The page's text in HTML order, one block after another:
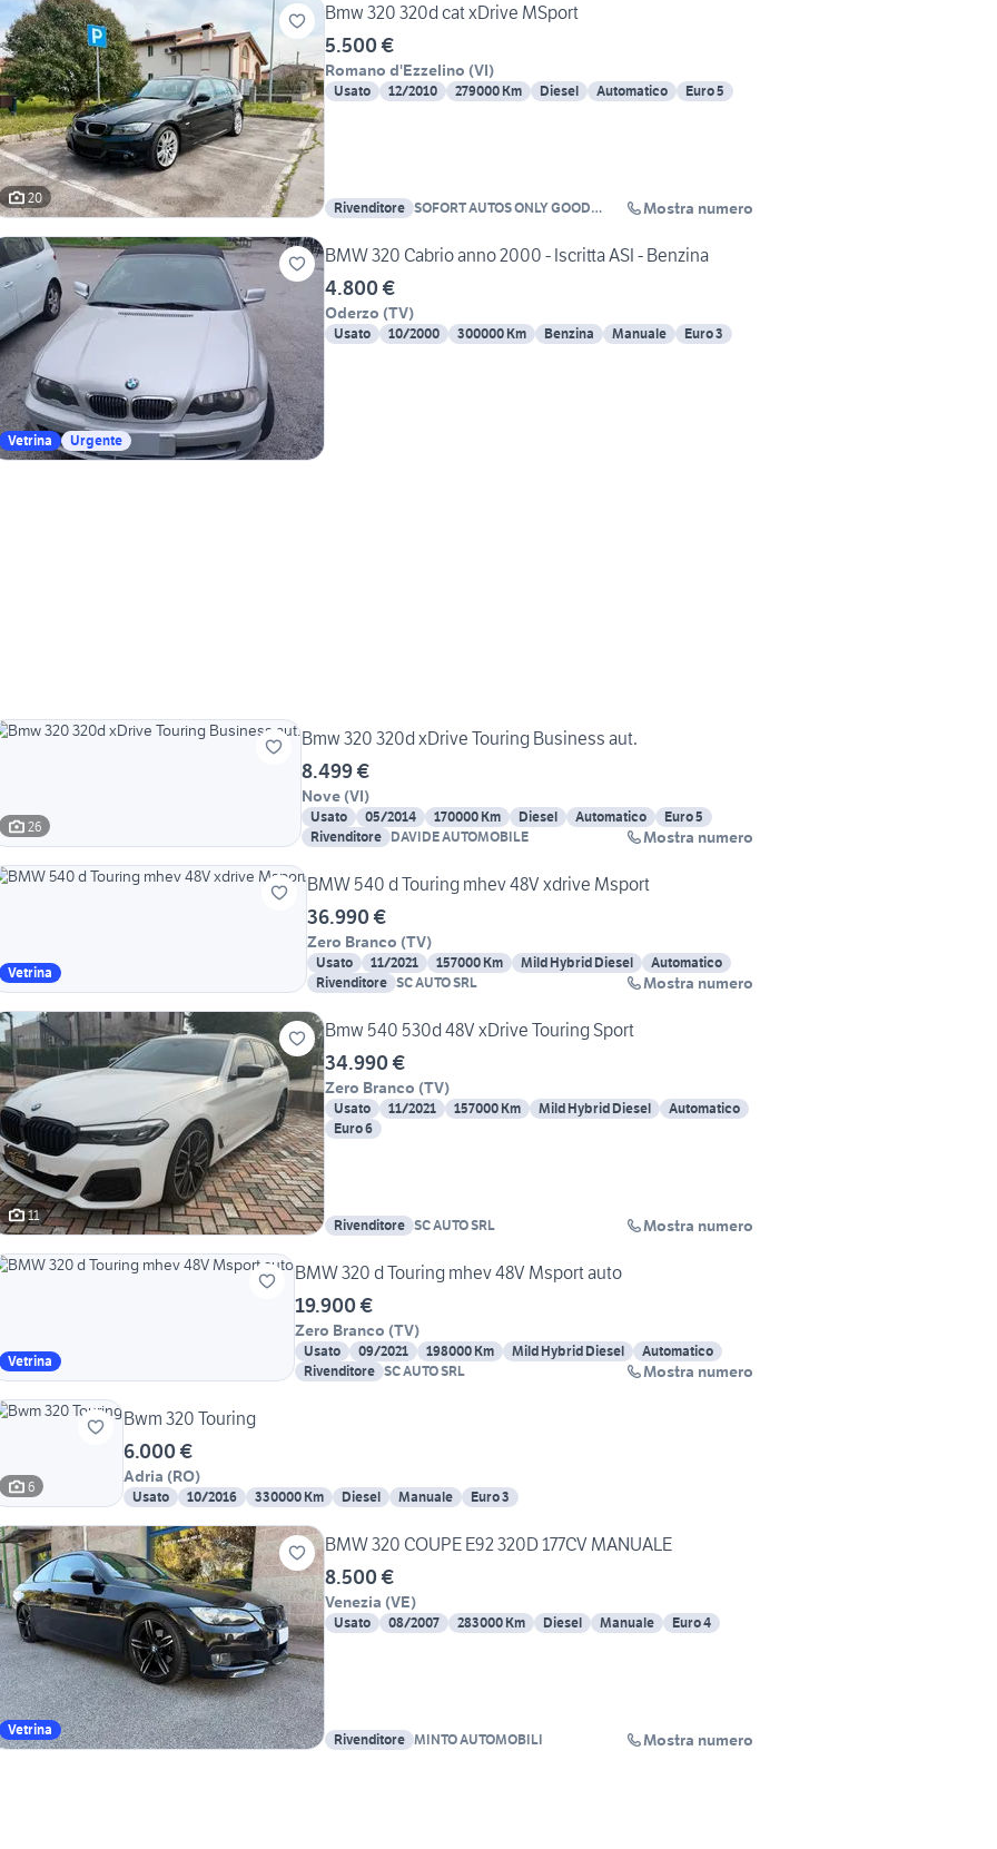
20
Bmw 320 320d cat xDrive MSport
5.500 €
Romano d'Ezzelino (VI)
Usato 12/2010 279000 Km Diesel Automatico Euro 5
Rivenditore SOFORT AUTOS ONLY GOOD
Mostra numero
Vetrina Urgente
BMW 320 Cabrio anno 2000 - Iscritta ASI - Benzina
4.800 €
Oderzo (TV)
Usato 10/2000 300000 Km Benzina Manuale Euro 3
26
Bmw 320 320d xDrive Touring Business aut.
8.499 €
Nove (VI)
Usato 05/2014 170000 Km Diesel Automatico
Euro 5
Rivenditore DAVIDE AUTOMOBILE Mostra numero
Vetrina
BMW 540 d Touring mhev 48V xdrive Msport
36.990 €
Zero Branco (TV)
Usato 11/2021 157000 Km Mild Hybrid Diesel
Automatico
Rivenditore SC AUTO SRL Mostra numero
11
Bmw 540 530d 48V xDrive Touring Sport
34.990 €
Zero Branco (TV)
Usato 11/2021 157000 Km Mild Hybrid Diesel
Automatico
Euro 6
Rivenditore SC AUTO SRL Mostra numero
Vetrina
BMW 320 d Touring mhev 48V Msport auto
19.900 €
Zero Branco (TV)
Usato 09/2021 198000 Km Mild Hybrid Diesel
Automatico
Rivenditore SC AUTO SRL Mostra numero
6
Bwm 320 Touring
6.000 €
Adria (RO)
Usato 10/2016 330000 Km Diesel Manuale Euro 3
Vetrina
BMW 320 COUPE E92 320D 177CV MANUALE
8.500 €
Venezia (VE)
Usato 08/2007 283000 Km Diesel Manuale Euro 4
Rivenditore MINTO AUTOMOBILI Mostra numero